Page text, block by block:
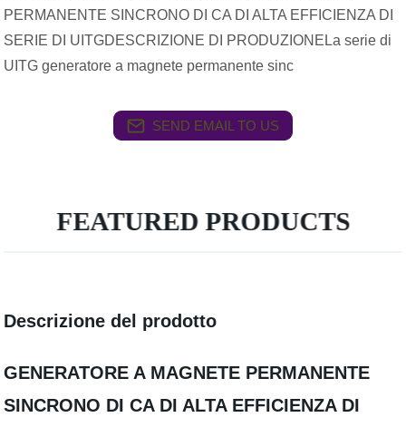
PERMANENTE SINCRONO DI CA DI ALTA EFFICIENZA DI
SERIE DI UITGDESCRIZIONE DI PRODUZIONELa serie di
UITG generatore a magnete permanente sinc
SEND EMAIL TO US
FEATURED PRODUCTS
Descrizione del prodotto
GENERATORE A MAGNETE PERMANENTE
SINCRONO DI CA DI ALTA EFFICIENZA DI